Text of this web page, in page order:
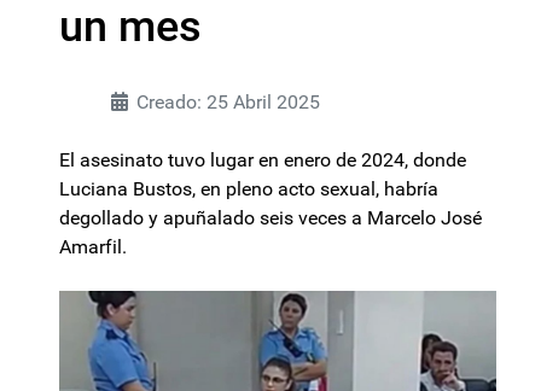
un mes
Creado: 25 Abril 2025
El asesinato tuvo lugar en enero de 2024, donde
Luciana Bustos, en pleno acto sexual, habría
degollado y apuñalado seis veces a Marcelo José
Amarfil.